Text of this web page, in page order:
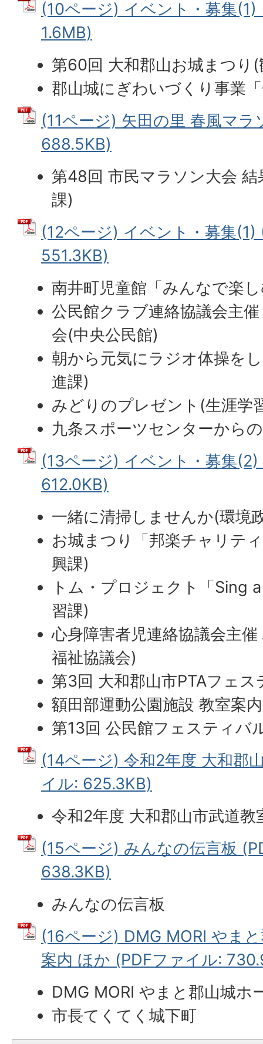
(10ページ) イベント・募集
1.6MB)
第60回 大和郡山お城まつり
郡山城にぎわいづくり事業
(11ページ) 矢田の里 春風マ
688.5KB)
第48回 市民マラソン大会
課)
(12ページ) イベント・募集(1)
551.3KB)
南井町児童館「みんなで楽
公民館クラブ連絡協議会主
会(中央公民館)
朝から元気にラジオ体操を
進課)
みどりのプレゼント(生涯学
九条スポーツセンターから
(13ページ) イベント・募集
612.0KB)
一緒に清掃しませんか(環境
お城まつり「邦楽チャリテ
興課)
トム・プロジェクト「Sing
習課)
心身障害者児連絡協議会主
福祉協議会)
第3回 大和郡山市PTAフェ
額田部運動公園施設 教室案内
第13回 公民館フェスティバ
(14ページ) 令和2年度 大和郡
イル: 625.3KB)
令和2年度 大和郡山市武道
(15ページ) みんなの伝言板
638.3KB)
みんなの伝言板
(16ページ) DMG MORI やま
案内 ほか (PDFファイル:
DMG MORI やまと郡山城ホ
市長てくてく城下町